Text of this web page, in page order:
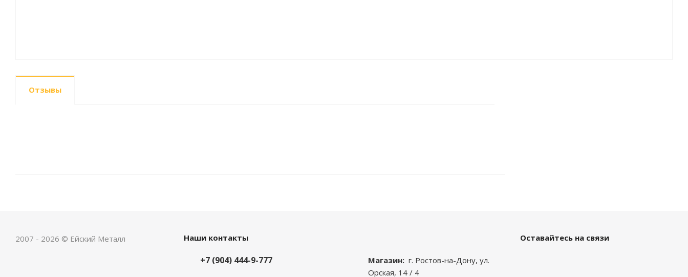
Отзывы
2007 - 2026 © Ейский Металл Наши контакты
+7 (904) 444-9-777 Магазин: г. Ростов-на-Дону, ул.
Орская, 14 / 4
Оставайтесь на связи